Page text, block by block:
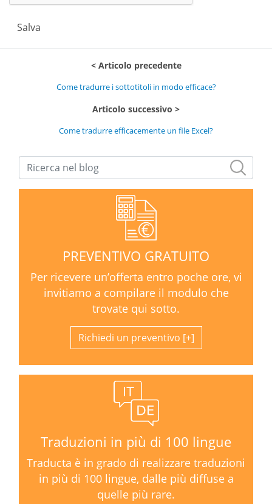
Salva
Articolo precedente
Come tradurre i sottotitoli in modo efficace?
Articolo successivo
Come tradurre efficacemente un file Excel?
PREVENTIVO GRATUITO
Per ricevere un’offerta entro poche ore, vi
invitiamo a compilare il modulo che
trovate qui sotto.
Richiedi un preventivo
Traduzioni in più di 100 lingue
Traducta è in grado di realizzare traduzioni
in più di 100 lingue, dalle più diffuse a
quelle più rare.